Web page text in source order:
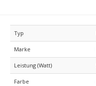
Typ
Marke
Leistung (Watt)
Farbe